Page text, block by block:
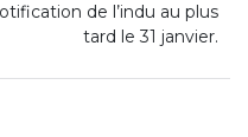
de l’indu au plus
tard le 31 janvier.